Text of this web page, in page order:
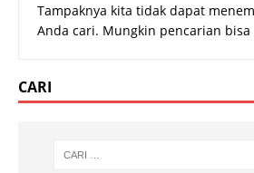
Tampaknya kita tidak dapat
Anda cari. Mungkin pencarian
CARI